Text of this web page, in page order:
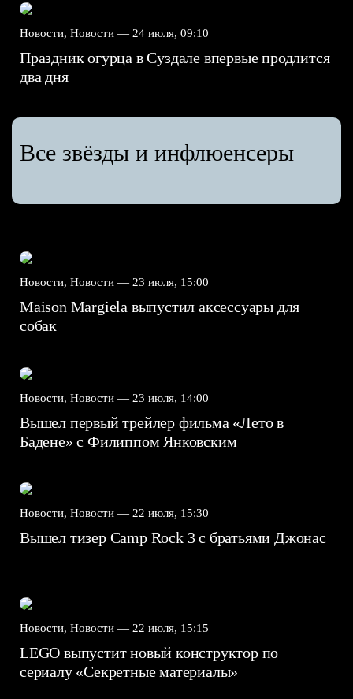
Новости, Новости — 24 июля, 09:10
Праздник огурца в Суздале впервые продлится
два дня
Все звёзды и инфлюенсеры
Новости, Новости — 23 июля, 15:00
Maison Margiela выпустил аксессуары для
собак
Новости, Новости — 23 июля, 14:00
Вышел первый трейлер фильма «Лето в
Бадене» с Филиппом Янковским
Новости, Новости — 22 июля, 15:30
Вышел тизер Camp Rock 3 с братьями Джонас
Новости, Новости — 22 июля, 15:15
LEGO выпустит новый конструктор по
сериалу «Секретные материалы»